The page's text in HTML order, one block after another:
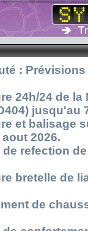
:
24h/24 de
jusqu'au
et balisage
2026.
refection
bretelle de
de